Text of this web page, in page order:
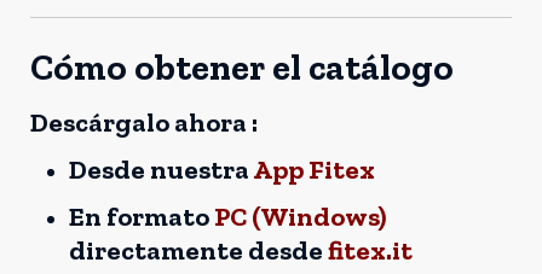
Cómo obtener el catálogo
Descárgalo ahora :
Desde nuestraApp Fitex
En formatoPC (Windows)
directamente desdefitex.it